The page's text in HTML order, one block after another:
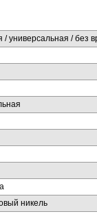
/ универсальная / без
никель